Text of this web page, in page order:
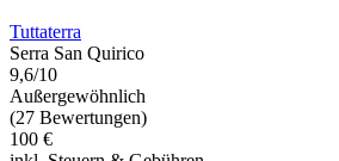
Tuttaterra
Serra San Quirico
9,6/10
Außergewöhnlich
(27 Bewertungen)
100 €